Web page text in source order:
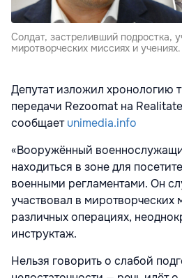
Солдат, застреливший подростка,
миротворческих миссиях и учениях.
Депутат изложил хронологию
передачи Rezoomat на
сообщаетunimedia.info
«Вооружённый
находиться в зоне для
военными регламентами. Он
участвовал в миротворческих
различных операциях,
инструктаж.
Нельзя говорить о слабой